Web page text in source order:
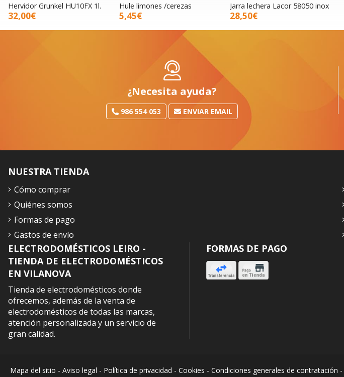
Hervidor Grunkel HU10FX 1l.
32,00€
Hule limones /cerezas
5,45€
Jarra lechera Lacor 58050 inox
28,50€
¿Necesita ayuda?
986 554 053 ENVIAR EMAIL
ELECTRODOMÉSTICOS LEIRO -
TIENDA DE ELECTRODOMÉSTICOS
EN VILANOVA
Tienda de electrodomésticos donde
ofrecemos, además de la venta de
electrodomésticos de todas las marcas,
atención personalizada y un servicio de
gran calidad.
FORMAS DE PAGO
NUESTRA TIENDA
Cómo comprar
Quiénes somos
Formas de pago
Gastos de envío
Mapa del sitio - Aviso legal - Política de privacidad - Cookies - Condiciones generales de contratación -